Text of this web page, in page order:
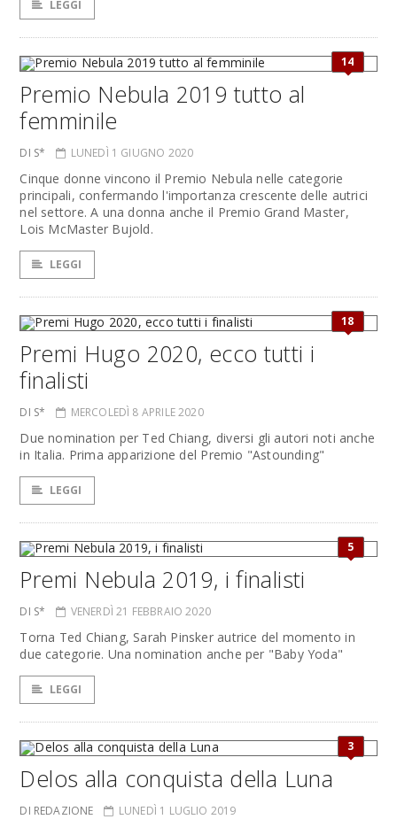
LEGGI
14
Premio Nebula 2019 tutto al
femminile
DI S* LUNEDÌ 1 GIUGNO 2020
Cinque donne vincono il Premio Nebula nelle categorie
principali, confermando l'importanza crescente delle autrici
nel settore. A una donna anche il Premio Grand Master,
Lois McMaster Bujold.
LEGGI
18
Premi Hugo 2020, ecco tutti i
finalisti
DI S* MERCOLEDÌ 8 APRILE 2020
Due nomination per Ted Chiang, diversi gli autori noti anche
in Italia. Prima apparizione del Premio "Astounding"
LEGGI
5
Premi Nebula 2019, i finalisti
DI S* VENERDÌ 21 FEBBRAIO 2020
Torna Ted Chiang, Sarah Pinsker autrice del momento in
due categorie. Una nomination anche per "Baby Yoda"
LEGGI
3
Delos alla conquista della Luna
DI REDAZIONE LUNEDÌ 1 LUGLIO 2019